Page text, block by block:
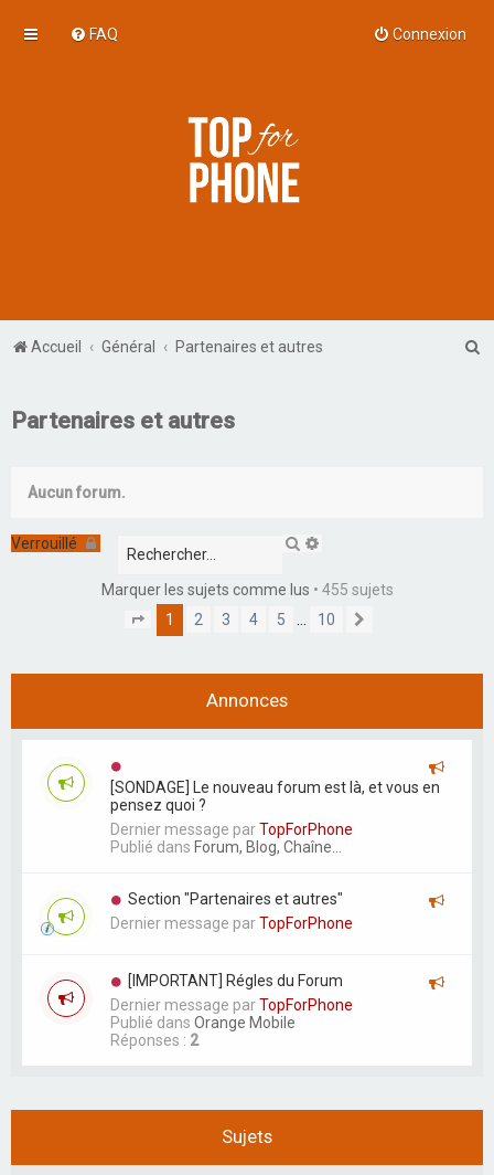
FAQ Connexion
Accueil Général Partenaires et autres
Partenaires et autres
Aucun forum.
Verrouillé
R
h
r
h
e
r
a
é
Marquer les sujets comme lus • 455 sujets
a
e
u
0
1 2 3 4 5 10
v
t
Annonces
[SONDAGE] Le nouveau forum est là, et vous en
pensez quoi ?
Dernier message parTopForPhone
Publié dans Forum, Blog, Chaîne...
Section "Partenaires et autres"
Dernier message parTopForPhone
[IMPORTANT] Régles du Forum
Dernier message parTopForPhone
Publié dans Orange Mobile
Réponses : 2
Sujets